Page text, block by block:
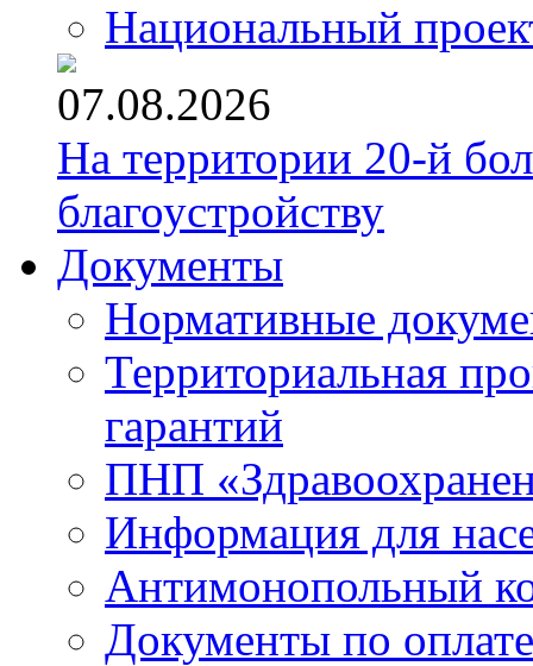
Национальный
07.08.2026
На территории 20-й
благоустройству
Документы
Нормативные
Территориальная
гарантий
ПНП
Информация для
Антимонопольный
Документы по